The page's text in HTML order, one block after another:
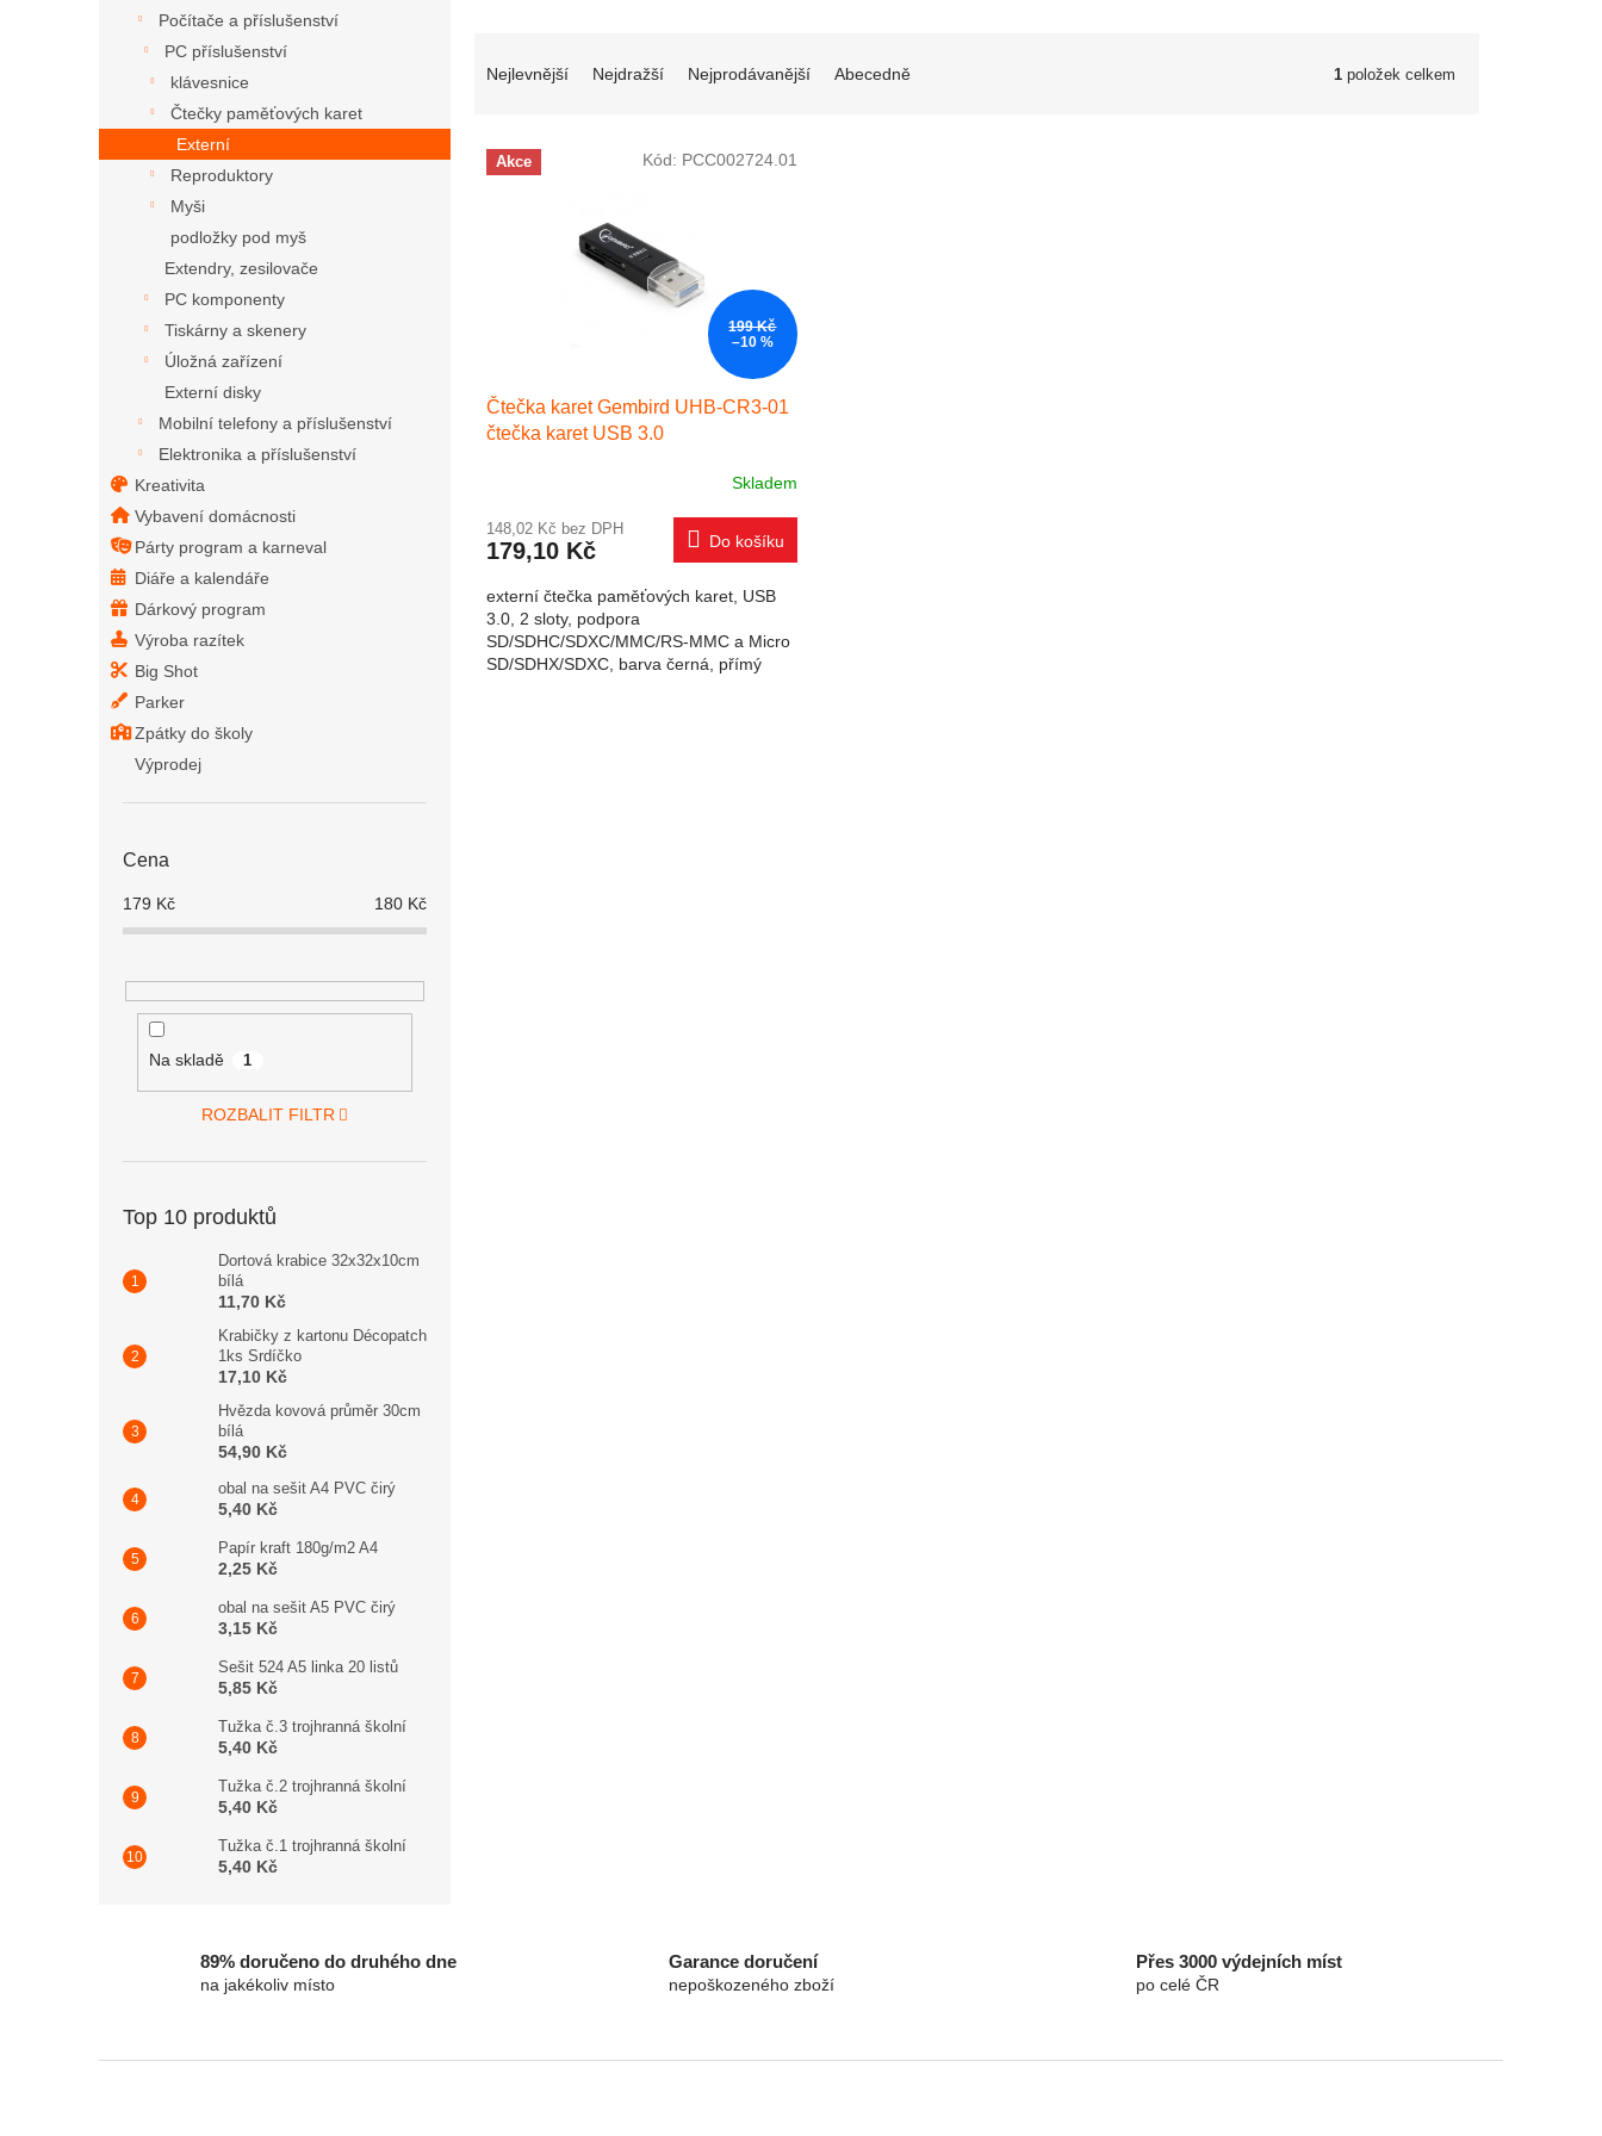
Počítače a příslušenství
PC příslušenství
klávesnice
Čtečky paměťových karet
Externí
Reproduktory
Myši
podložky pod myš
Extendry, zesilovače
PC komponenty
Tiskárny a skenery
Úložná zařízení
Externí disky
Mobilní telefony a příslušenství
Elektronika a příslušenství
Kreativita
Vybavení domácnosti
Párty program a karneval
Diáře a kalendáře
Dárkový program
Výroba razítek
Big Shot
Parker
Zpátky do školy
Výprodej
Cena
179 Kč 180 Kč
Na skladě 1
ROZBALIT FILTR
Top 10 produktů
Dortová krabice 32x32x10cm
bílá
11,70 Kč
Krabičky z kartonu Décopatch
1ks Srdíčko
17,10 Kč
Hvězda kovová průměr 30cm
bílá
54,90 Kč
obal na sešit A4 PVC čirý
5,40 Kč
Papír kraft 180g/m2 A4
2,25 Kč
obal na sešit A5 PVC čirý
3,15 Kč
Sešit 524 A5 linka 20 listů
5,85 Kč
Tužka č.3 trojhranná školní
5,40 Kč
Tužka č.2 trojhranná školní
5,40 Kč
Tužka č.1 trojhranná školní
5,40 Kč
Nejlevnější Nejdražší Nejprodávanější Abecedně 1 položek celkem
Výpis produktů
Akce
199 Kč
–10 %
Čtečka karet Gembird UHB-CR3-01
čtečka karet USB 3.0
Skladem
148,02 Kč bez DPH
179,10 Kč Do košíku
externí čtečka paměťových karet, USB
3.0, 2 sloty, podpora
SD/SDHC/SDXC/MMC/RS-MMC a Micro
SD/SDHX/SDXC, barva černá, přímý
Kód: PCC002724.01
89% doručeno do druhého dne
na jakékoliv místo
Garance doručení
nepoškozeného zboží
Přes 3000 výdejních míst
po celé ČR